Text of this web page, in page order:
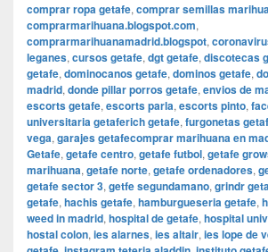
comprar ropa getafe, comprar semillas
comprarmarihuana.blogspot.com,
comprarmarihuanamadrid.blogspot,
leganes, cursos getafe, dgt getafe, discotecas
getafe, dominocanos getafe, dominos getafe,
madrid, donde pillar porros getafe, envios de
escorts getafe, escorts parla, escorts pinto,
universitaria getaferich getafe, furgonetas
vega, garajes getafecomprar marihuana en
Getafe, getafe centro, getafe futbol, getafe
marihuana, getafe norte, getafe ordenadores,
getafe sector 3, getfe segundamano, grindr
getafe, hachis getafe, hamburgueseria getafe,
weed in madrid, hospital de getafe, hospital
hostal colon, ies alarnes, ies altair, ies lope de